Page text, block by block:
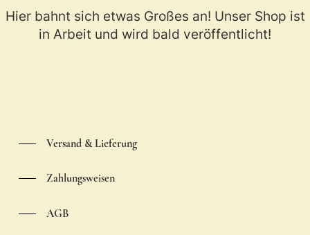
Hier bahnt sich etwas Großes an! Unser Shop ist
in Arbeit und wird bald veröffentlicht!
Versand & Lieferung
Zahlungsweisen
AGB